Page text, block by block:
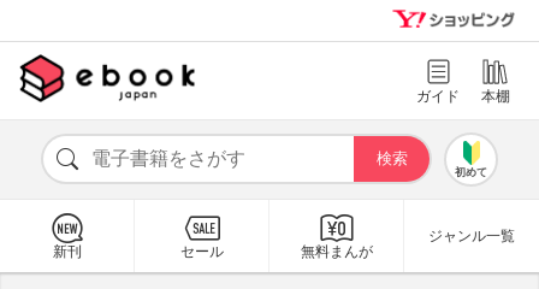
ガイド 本棚
初めて
新刊 セール 無料まんが
ジャンル一覧